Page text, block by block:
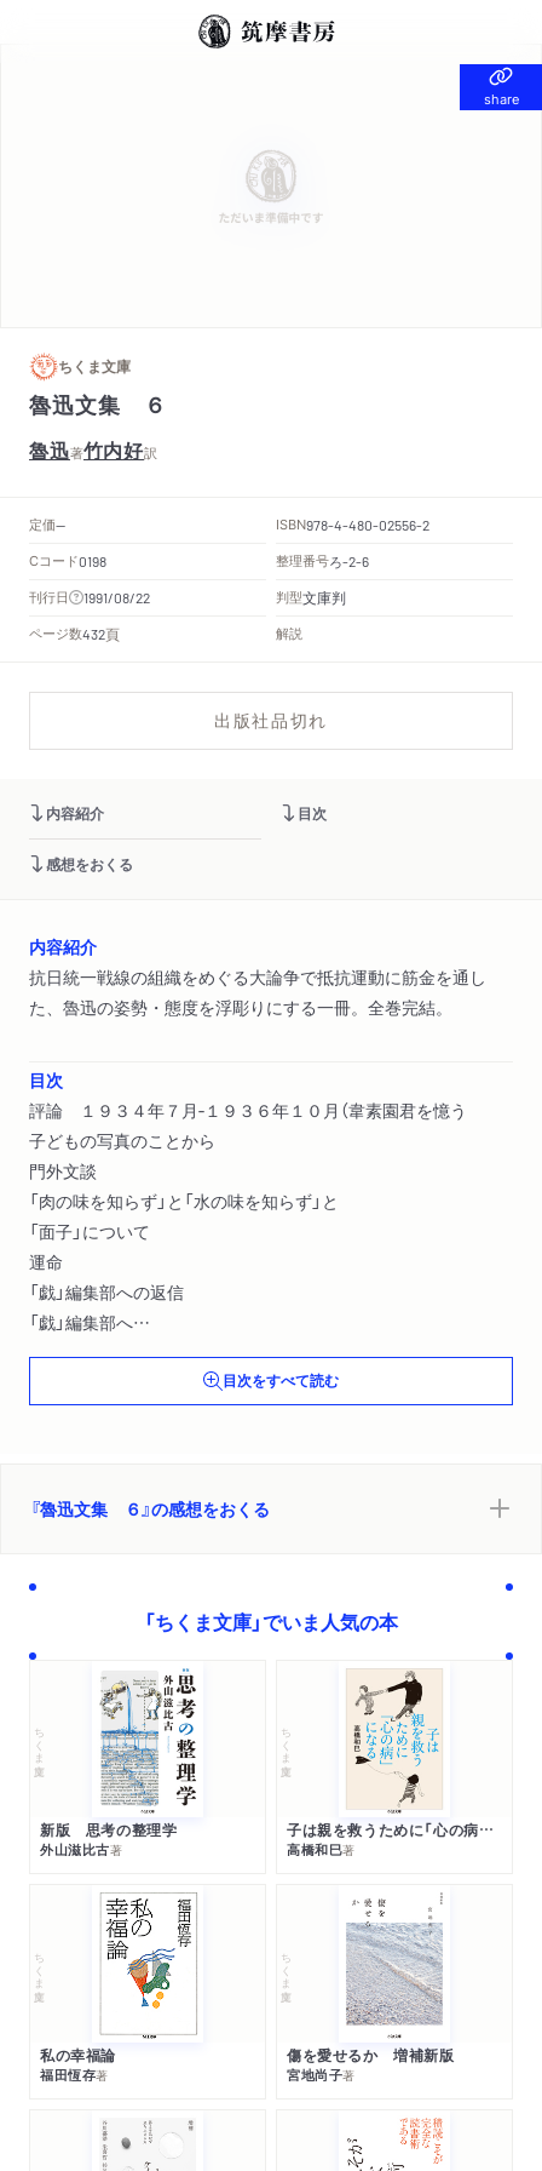
share
share
ちくま文庫
魯迅文集 ６
魯迅著竹内好訳
定価-- ISBN978-4-480-02556-2
Cコード0198 整理番号ろ-2-6
刊行日 1991/08/22 判型文庫判
ページ数432頁 解説
出版社品切れ
内容紹介 目次
感想をおくる
内容紹介
抗日統一戦線の組織をめぐる大論争で抵抗運動に筋金を通し
た、魯迅の姿勢・態度を浮彫りにする一冊。全巻完結。
目次
評論 １９３４年７月‐１９３６年１０月（韋素園君を憶う
子どもの写真のことから
門外文談
「肉の味を知らず」と「水の味を知らず」と
「面子」について
運命
「戯」編集部への返信
「戯」編集部へ
中国文壇の亡霊
病後雑談の余
俗人は風雅の士を避けるべし
「文人は軽蔑し合う」 ほか）
目次をすべて読む
『魯迅文集 ６』の感想をおくる
「ちくま文庫」でいま人気の本
ちくま文庫
新版 思考の整理学
外山滋比古著
ちくま文庫
子は親を救うために「心の病」になる
高橋和巳著
ちくま文庫
私の幸福論
福田恆存著
ちくま文庫
傷を愛せるか 増補新版
宮地尚子著